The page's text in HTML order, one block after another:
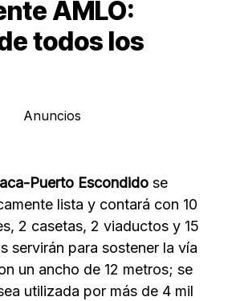
AMLO:
todos los
Anuncios
Puerto Escondido se
lista y contará con 10
2 casetas, 2 viaductos y 15
servirán para sostener la vía
un ancho de 12 metros; se
utilizada por más de 4 mil